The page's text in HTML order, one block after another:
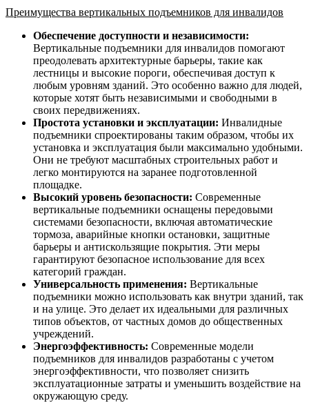
Преимущества вертикальных подъемников для инвалидов
Обеспечение доступности и независимости:
Вертикальные подъемники для инвалидов помогают
преодолевать архитектурные барьеры, такие как
лестницы и высокие пороги, обеспечивая доступ к
любым уровням зданий. Это особенно важно для людей,
которые хотят быть независимыми и свободными в
своих передвижениях.
Простота установки и эксплуатации: Инвалидные
подъемники спроектированы таким образом, чтобы их
установка и эксплуатация были максимально удобными.
Они не требуют масштабных строительных работ и
легко монтируются на заранее подготовленной
площадке.
Высокий уровень безопасности: Современные
вертикальные подъемники оснащены передовыми
системами безопасности, включая автоматические
тормоза, аварийные кнопки остановки, защитные
барьеры и антискользящие покрытия. Эти меры
гарантируют безопасное использование для всех
категорий граждан.
Универсальность применения: Вертикальные
подъемники можно использовать как внутри зданий, так
и на улице. Это делает их идеальными для различных
типов объектов, от частных домов до общественных
учреждений.
Энергоэффективность: Современные модели
подъемников для инвалидов разработаны с учетом
энергоэффективности, что позволяет снизить
эксплуатационные затраты и уменьшить воздействие на
окружающую среду.